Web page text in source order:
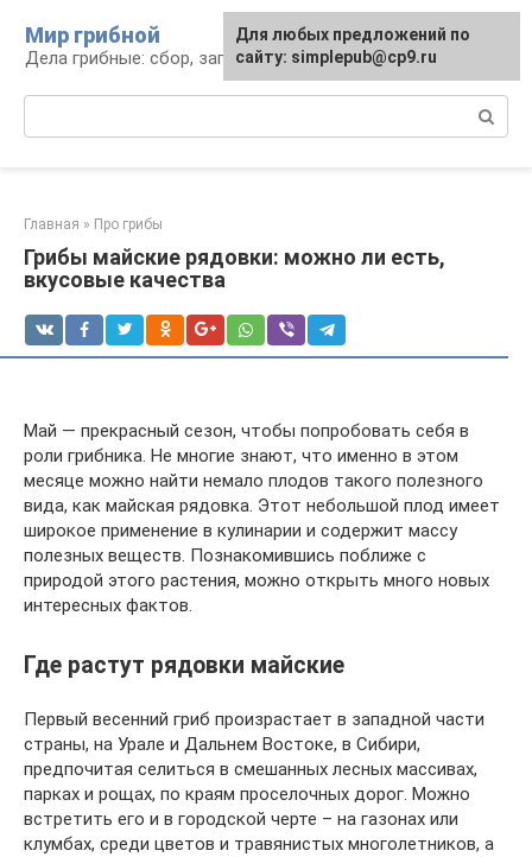
контенту
Мир грибной
Дела грибные: сбор, заготовка, рецепты
Главная » Про грибы
Грибы майские рядовки: можно ли есть,
вкусовые качества
Май — прекрасный сезон, чтобы попробовать себя в
роли грибника. Не многие знают, что именно в этом
месяце можно найти немало плодов такого полезного
вида, как майская рядовка. Этот небольшой плод имеет
широкое применение в кулинарии и содержит массу
полезных веществ. Познакомившись поближе с
природой этого растения, можно открыть много новых
интересных фактов.
Где растут рядовки майские
Первый весенний гриб произрастает в западной части
страны, на Урале и Дальнем Востоке, в Сибири,
предпочитая селиться в смешанных лесных массивах,
парках и рощах, по краям проселочных дорог. Можно
встретить его и в городской черте – на газонах или
клумбах, среди цветов и травянистых многолетников, а
Для любых предложений по
сайту: simplepub@cp9.ru